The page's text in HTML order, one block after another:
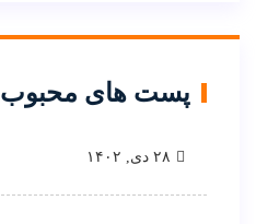
پست های محبوب
۲۸ دی, ۱۴۰۲